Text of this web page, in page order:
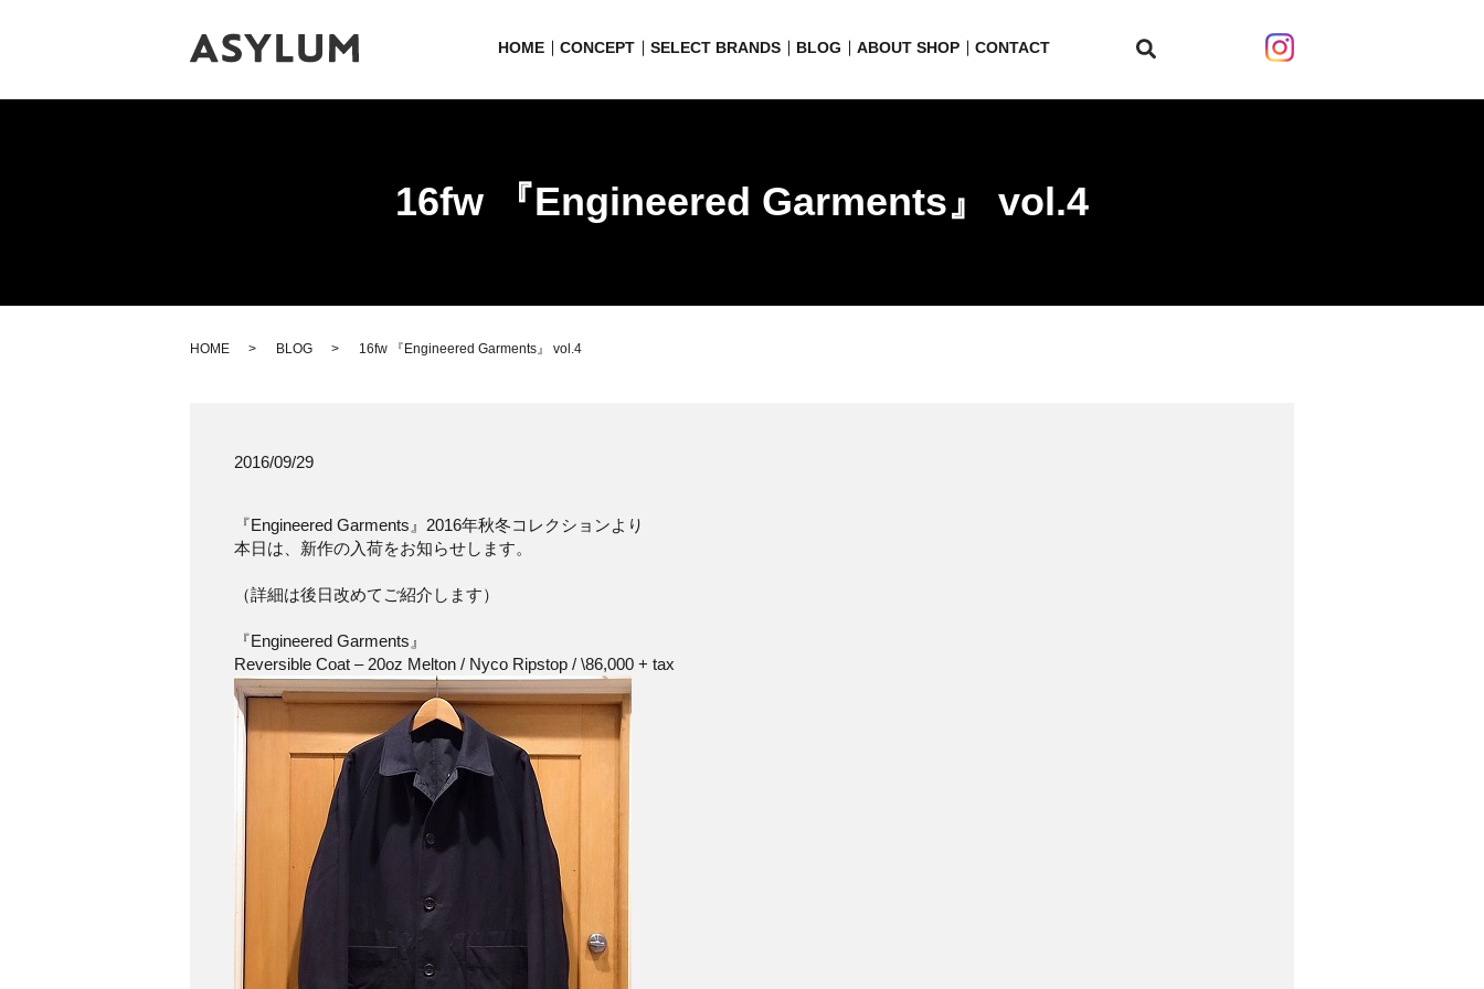
HOME CONCEPT SELECT BRANDS BLOG ABOUT SHOP CONTACT
16fw 『Engineered Garments』 vol.4
HOME BLOG 16fw 『Engineered Garments』 vol.4
2016/09/29
『Engineered Garments』2016年秋冬コレクションより
本日は、新作の入荷をお知らせします。
（詳細は後日改めてご紹介します）
『Engineered Garments』
Reversible Coat – 20oz Melton / Nyco Ripstop / \86,000 + tax